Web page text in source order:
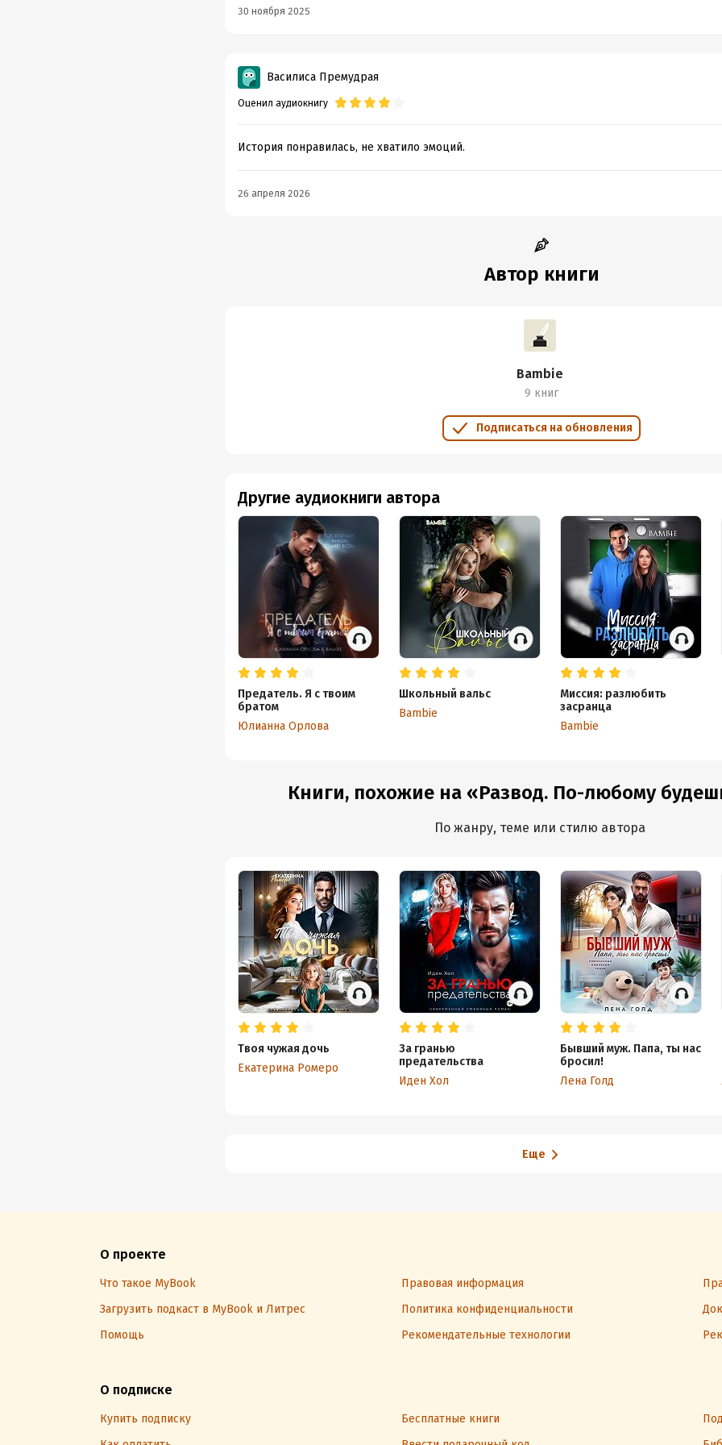
30 ноября 2025
Василиса Премудрая
Оценил аудиокнигу
История понравилась, не хватило эмоций.
26 апреля 2026
Автор книги
Bambie
9 книг
Подписаться на обновления
Другие аудиокниги автора
Предатель. Я с твоим
братом
Юлианна Орлова
Школьный вальс
Bambie
Миссия: разлюбить
засранца
Bambie
Книги, похожие на «Развод. По-любому
По жанру, теме или стилю автора
Твоя чужая дочь
Екатерина Ромеро
За гранью
предательства
Иден Хол
Бывший муж. Папа, ты нас
бросил!
Лена Голд
Еще
О проекте
Что такое MyBook Правовая информация
Загрузить подкаст в MyBook и Литрес
Политика конфиденциальности
Помощь
Рекомендательные технологии
О подписке
Купить подписку Бесплатные книги